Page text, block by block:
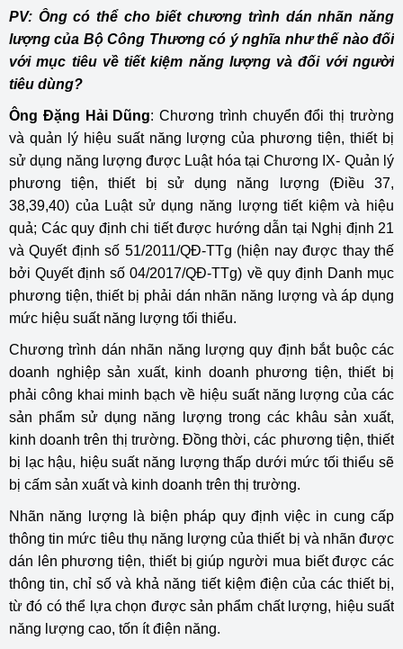
PV: Ông có thể cho biết chương trình dán nhãn năng
lượng của Bộ Công Thương có ý nghĩa như thế nào đối
với mục tiêu về tiết kiệm năng lượng và đối với người
tiêu dùng?
Ông Đặng Hải Dũng: Chương trình chuyển đổi thị trường
và quản lý hiệu suất năng lượng của phương tiện, thiết bị
sử dụng năng lượng được Luật hóa tại Chương IX- Quản lý
phương tiện, thiết bị sử dụng năng lượng (Điều 37,
38,39,40) của Luật sử dụng năng lượng tiết kiệm và hiệu
quả; Các quy định chi tiết được hướng dẫn tại Nghị định 21
và Quyết định số 51/2011/QĐ-TTg (hiện nay được thay thế
bởi Quyết định số 04/2017/QĐ-TTg) về quy định Danh mục
phương tiện, thiết bị phải dán nhãn năng lượng và áp dụng
mức hiệu suất năng lượng tối thiểu.
Chương trình dán nhãn năng lượng quy định bắt buộc các
doanh nghiệp sản xuất, kinh doanh phương tiện, thiết bị
phải công khai minh bạch về hiệu suất năng lượng của các
sản phẩm sử dụng năng lượng trong các khâu sản xuất,
kinh doanh trên thị trường. Đồng thời, các phương tiện, thiết
bị lạc hậu, hiệu suất năng lượng thấp dưới mức tối thiểu sẽ
bị cấm sản xuất và kinh doanh trên thị trường.
Nhãn năng lượng là biện pháp quy định việc in cung cấp
thông tin mức tiêu thụ năng lượng của thiết bị và nhãn được
dán lên phương tiện, thiết bị giúp người mua biết được các
thông tin, chỉ số và khả năng tiết kiệm điện của các thiết bị,
từ đó có thể lựa chọn được sản phẩm chất lượng, hiệu suất
năng lượng cao, tốn ít điện năng.